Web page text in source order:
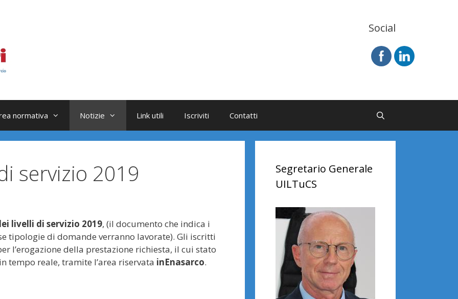
Social
normativa Notizie Link utili Iscriviti Contatti
servizio 2019
livelli di servizio 2019, (il documento che indica i
tipologie di domande verranno lavorate). Gli iscritti
l’erogazione della prestazione richiesta, il cui stato
tempo reale, tramite l’area riservata inEnasarco.
Segretario Generale
UILTuCS